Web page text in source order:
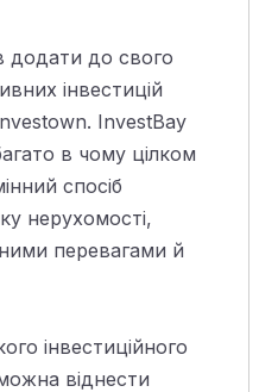
додати до свого
інвестицій
InvestBay
в чому цілком
спосіб
нерухомості,
перевагами й
інвестиційного
віднести